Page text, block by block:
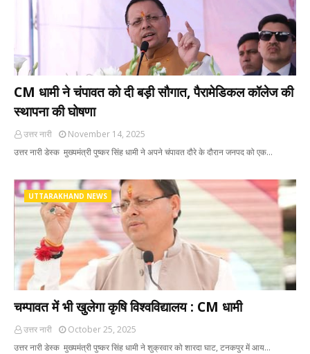
CM धामी ने चंपावत को दी बड़ी सौगात, पैरामेडिकल कॉलेज की
स्थापना की घोषणा
उत्तर नारी
November 14, 2025
उत्तर नारी डेस्क मुख्यमंत्री पुष्कर सिंह धामी ने अपने चंपावत दौरे के दौरान जनपद को एक…
UTTARAKHAND NEWS
चम्पावत में भी खुलेगा कृषि विश्वविद्यालय : CM धामी
उत्तर नारी
October 25, 2025
उत्तर नारी डेस्क मुख्यमंत्री पुष्कर सिंह धामी ने शुक्रवार को शारदा घाट, टनकपुर में आय…